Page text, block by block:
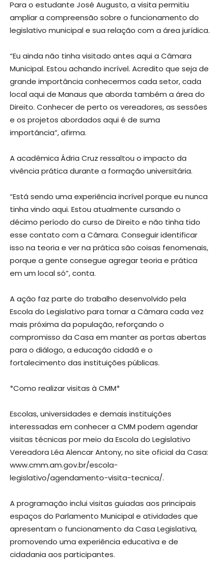
Para o estudante José Augusto, a visita permitiu
ampliar a compreensão sobre o funcionamento do
legislativo municipal e sua relação com a área jurídica.
“Eu ainda não tinha visitado antes aqui a Câmara
Municipal. Estou achando incrível. Acredito que seja de
grande importância conhecermos cada setor, cada
local aqui de Manaus que aborda também a área do
Direito. Conhecer de perto os vereadores, as sessões
e os projetos abordados aqui é de suma
importância”, afirma.
A acadêmica Ádria Cruz ressaltou o impacto da
vivência prática durante a formação universitária.
“Está sendo uma experiência incrível porque eu nunca
tinha vindo aqui. Estou atualmente cursando o
décimo período do curso de Direito e não tinha tido
esse contato com a Câmara. Conseguir identificar
isso na teoria e ver na prática são coisas fenomenais,
porque a gente consegue agregar teoria e prática
em um local só”, conta.
A ação faz parte do trabalho desenvolvido pela
Escola do Legislativo para tornar a Câmara cada vez
mais próxima da população, reforçando o
compromisso da Casa em manter as portas abertas
para o diálogo, a educação cidadã e o
fortalecimento das instituições públicas.
*Como realizar visitas à CMM*
Escolas, universidades e demais instituições
interessadas em conhecer a CMM podem agendar
visitas técnicas por meio da Escola do Legislativo
Vereadora Léa Alencar Antony, no site oficial da Casa:
www.cmm.am.gov.br/escola-
legislativo/agendamento-visita-tecnica/.
A programação inclui visitas guiadas aos principais
espaços do Parlamento Municipal e atividades que
apresentam o funcionamento da Casa Legislativa,
promovendo uma experiência educativa e de
cidadania aos participantes.